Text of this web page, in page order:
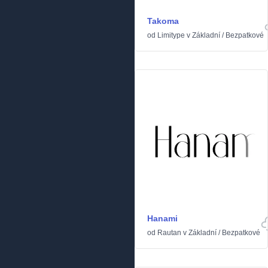
Takoma
od Limitype v Základní / Bezpatkové
Hanami
od Rautan v Základní / Bezpatkové